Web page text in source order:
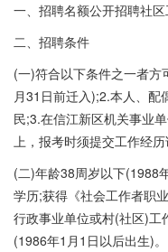
一、招聘名额公开招聘社区
二、招聘条件
(一)符合以下条件之一者
月31日前迁入);2.本人、配
民;3.在信江新区机关事业
上，报考时须提交工作经历
(二)年龄38周岁以下(1988
学历;获得《社会工作者职
行政事业单位或村(社区)工
(1986年1月1日以后出生)。